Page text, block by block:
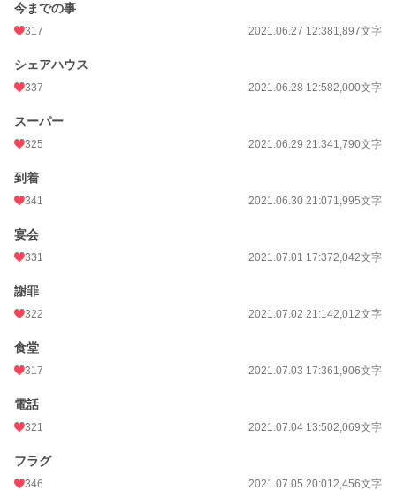
今までの事
317 2021.06.27 12:381,897文字
シェアハウス
337 2021.06.28 12:582,000文字
スーパー
325 2021.06.29 21:341,790文字
到着
341 2021.06.30 21:071,995文字
宴会
331 2021.07.01 17:372,042文字
謝罪
322 2021.07.02 21:142,012文字
食堂
317 2021.07.03 17:361,906文字
電話
321 2021.07.04 13:502,069文字
フラグ
346 2021.07.05 20:012,456文字